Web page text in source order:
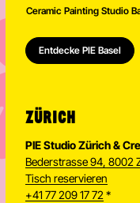
Ceramic Painting Studio
Entdecke PIE Basel
ZÜRICH
PIE Studio Zürich &
Bederstrasse 94, 8002
Tisch reservieren
+41 77 209 17 72 *